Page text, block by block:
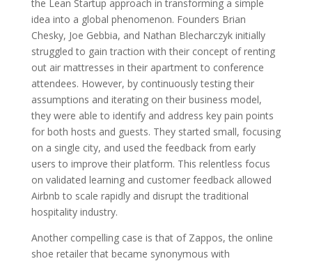
the Lean Startup approach in transforming a simple
idea into a global phenomenon. Founders Brian
Chesky, Joe Gebbia, and Nathan Blecharczyk initially
struggled to gain traction with their concept of renting
out air mattresses in their apartment to conference
attendees. However, by continuously testing their
assumptions and iterating on their business model,
they were able to identify and address key pain points
for both hosts and guests. They started small, focusing
on a single city, and used the feedback from early
users to improve their platform. This relentless focus
on validated learning and customer feedback allowed
Airbnb to scale rapidly and disrupt the traditional
hospitality industry.
Another compelling case is that of Zappos, the online
shoe retailer that became synonymous with